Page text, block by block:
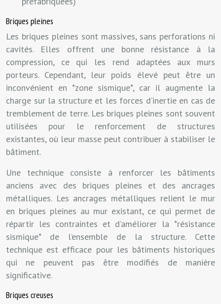
Briques pleines
Les briques pleines sont massives, sans perforations ni
cavités. Elles offrent une bonne résistance à la
compression, ce qui les rend adaptées aux murs
porteurs. Cependant, leur poids élevé peut être un
inconvénient en *zone sismique*, car il augmente la
charge sur la structure et les forces d’inertie en cas de
tremblement de terre. Les briques pleines sont souvent
utilisées pour le renforcement de structures
existantes, où leur masse peut contribuer à stabiliser le
bâtiment.
Une technique consiste à renforcer les bâtiments
anciens avec des briques pleines et des ancrages
métalliques. Les ancrages métalliques relient le mur
en briques pleines au mur existant, ce qui permet de
répartir les contraintes et d’améliorer la *résistance
sismique* de l’ensemble de la structure. Cette
technique est efficace pour les bâtiments historiques
qui ne peuvent pas être modifiés de manière
significative.
Briques creuses